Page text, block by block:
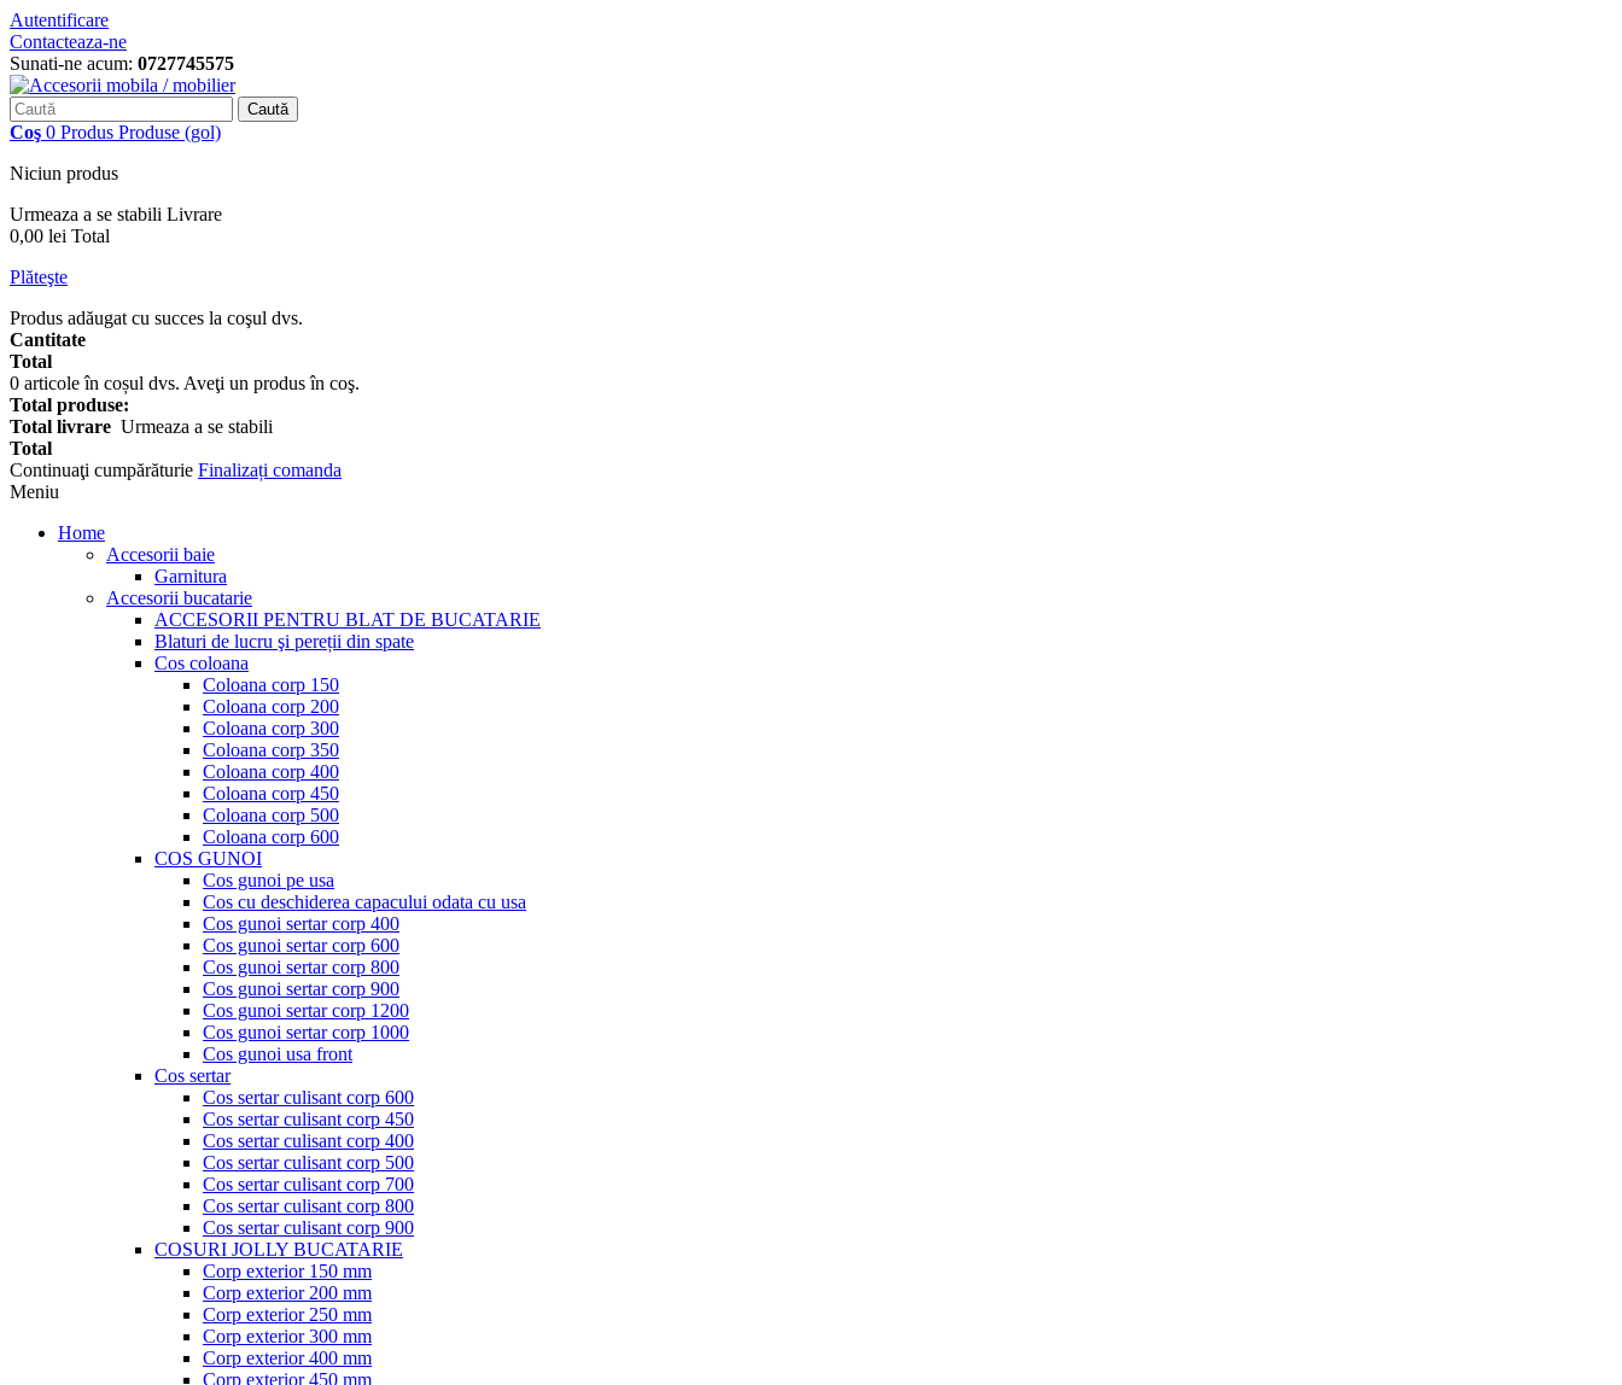
Autentificare
Contacteaza-ne
Sunati-ne acum: 0727745575
Caută
Coş 0 Produs Produse (gol)
Niciun produs
Urmeaza a se stabili Livrare
0,00 lei Total
Plăteşte
Produs adăugat cu succes la coşul dvs.
Cantitate
Total
0 articole în coșul dvs. Aveţi un produs în coş.
Total produse:
Total livrare Urmeaza a se stabili
Total
Continuaţi cumpărăturie Finalizați comanda
Meniu
Home
Accesorii baie
Garnitura
Accesorii bucatarie
ACCESORII PENTRU BLAT DE BUCATARIE
Blaturi de lucru şi pereții din spate
Cos coloana
Coloana corp 150
Coloana corp 200
Coloana corp 300
Coloana corp 350
Coloana corp 400
Coloana corp 450
Coloana corp 500
Coloana corp 600
COS GUNOI
Cos gunoi pe usa
Cos cu deschiderea capacului odata cu usa
Cos gunoi sertar corp 400
Cos gunoi sertar corp 600
Cos gunoi sertar corp 800
Cos gunoi sertar corp 900
Cos gunoi sertar corp 1200
Cos gunoi sertar corp 1000
Cos gunoi usa front
Cos sertar
Cos sertar culisant corp 600
Cos sertar culisant corp 450
Cos sertar culisant corp 400
Cos sertar culisant corp 500
Cos sertar culisant corp 700
Cos sertar culisant corp 800
Cos sertar culisant corp 900
COSURI JOLLY BUCATARIE
Corp exterior 150 mm
Corp exterior 200 mm
Corp exterior 250 mm
Corp exterior 300 mm
Corp exterior 400 mm
Corp exterior 450 mm